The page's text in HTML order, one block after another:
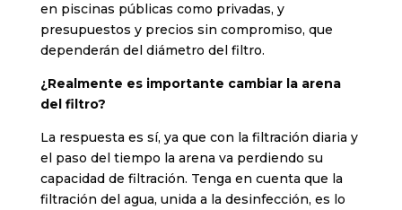
en piscinas públicas como privadas, y
presupuestos y precios sin compromiso, que
dependerán del diámetro del filtro.
¿Realmente es importante cambiar la arena
del filtro?
La respuesta es sí, ya que con la filtración diaria y
el paso del tiempo la arena va perdiendo su
capacidad de filtración. Tenga en cuenta que la
filtración del agua, unida a la desinfección, es lo